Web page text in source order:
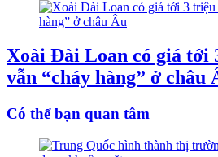
Xoài Đài Loan có giá tới
vẫn “cháy hàng” ở châu
Có thể bạn quan tâm